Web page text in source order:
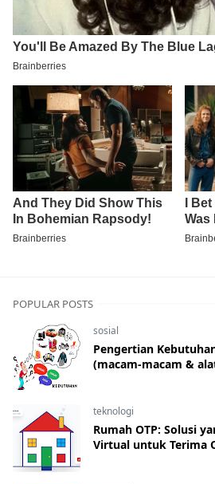
POPULAR POSTS
sosial
Pengertian
(macam-macam &
teknologi
Rumah OTP: Solusi
Virtual untuk Terima